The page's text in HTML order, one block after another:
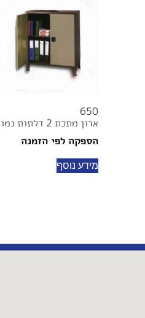
650
ארון מתכת 2 דלתות נמוך
הספקה לפי הזמנה
מידע נוסף